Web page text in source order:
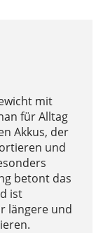
mit
für Alltag
Akkus, der
und
betont das
ist
längere und